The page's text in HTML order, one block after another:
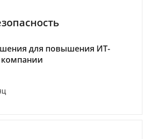
для повышения ИТ-
компании